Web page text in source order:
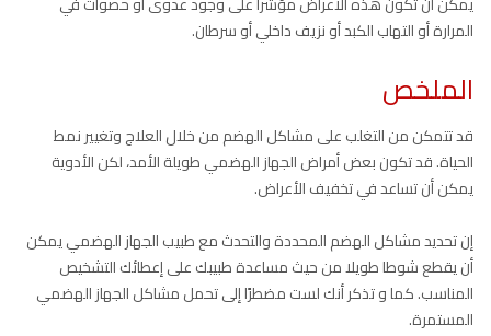
المرارة أو التهاب الكبد أو نزيف داخلي أو سرطان.
الملخص
قد تتمكن من التغلب على مشاكل الهضم من خلال العلاج وتغيير نمط
الحياة. قد تكون بعض أمراض الجهاز الهضمي طويلة الأمد، لكن الأدوية
يمكن أن تساعد في تخفيف الأعراض.
إن تحديد مشاكل الهضم المحددة والتحدث مع طبيب الجهاز الهضمي يمكن
أن يقطع شوطا طويلا من حيث مساعدة طبيبك على إعطائك التشخيص
المناسب. كما و تذكر أنك لست مضطرًا إلى تحمل مشاكل الجهاز الهضمي
المستمرة.